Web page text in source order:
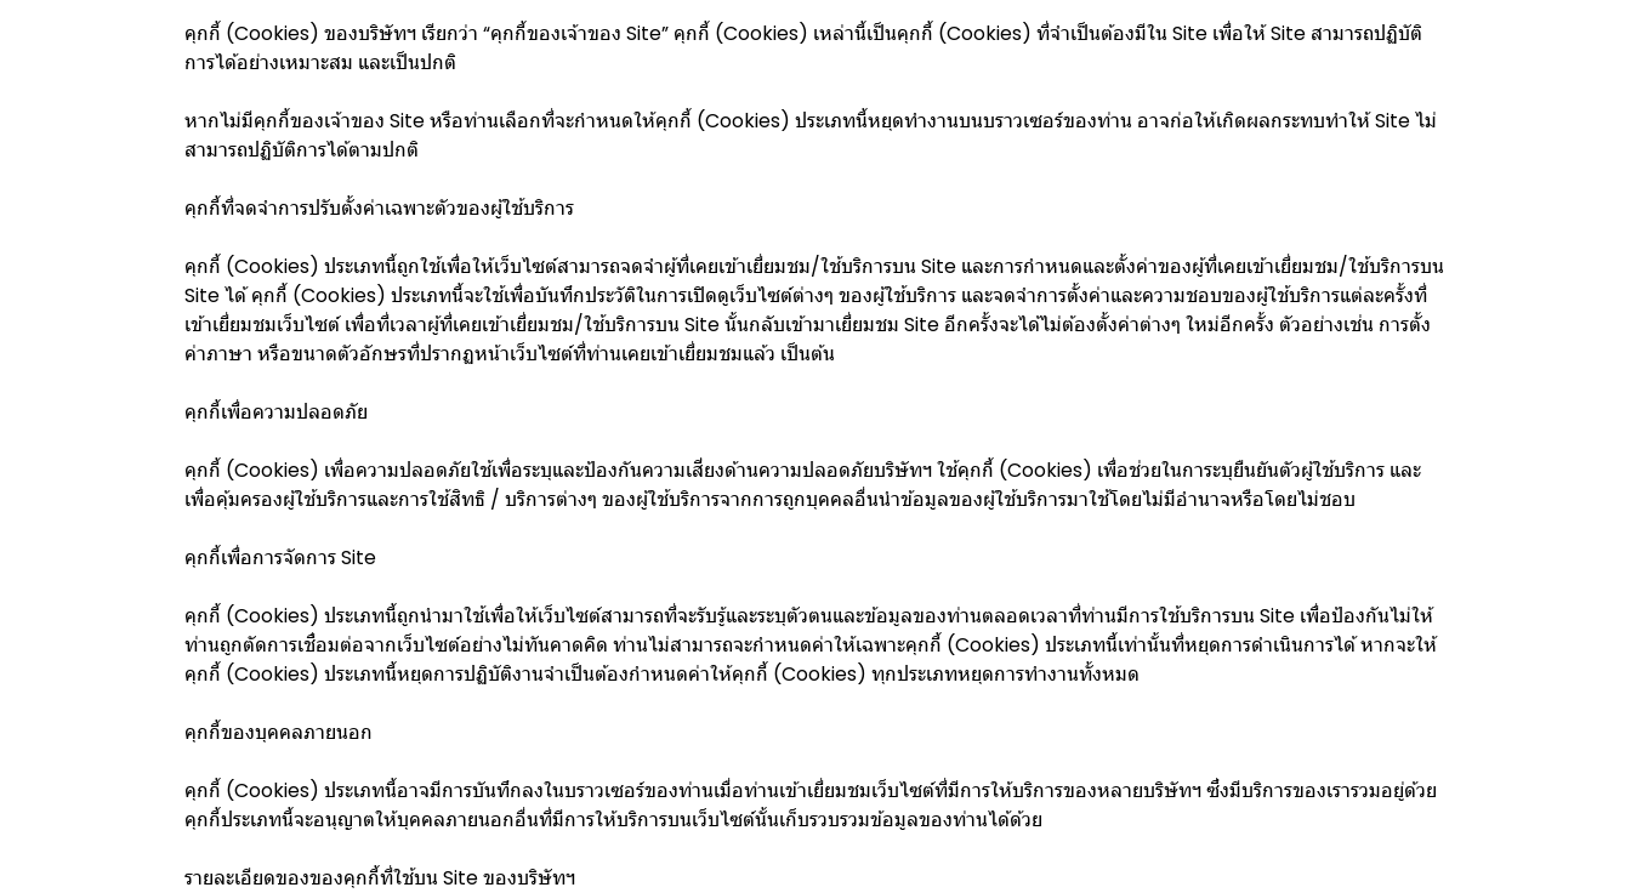
คุกกี้ (Cookies) ของบริษัทฯ เรียกว่า “คุกกี้ของเจ้าของ Site” คุกกี้ (Cookies) เหล่านี้เป็นคุกกี้ (Cookies) ที่จำเป็นต้องมีใน Site เพื่อให้ Site สามารถปฏิบัติ
การได้อย่างเหมาะสม และเป็นปกติ
หากไม่มีคุกกี้ของเจ้าของ Site หรือท่านเลือกที่จะกำหนดให้คุกกี้ (Cookies) ประเภทนี้หยุดทำงานบนบราวเซอร์ของท่าน อาจก่อให้เกิดผลกระทบทำให้ Site ไม่
สามารถปฏิบัติการได้ตามปกติ
คุกกี้ที่จดจำการปรับตั้งค่าเฉพาะตัวของผู้ใช้บริการ
คุกกี้ (Cookies) ประเภทนี้ถูกใช้เพื่อให้เว็บไซต์สามารถจดจำผู้ที่เคยเข้าเยี่ยมชม/ใช้บริการบน Site และการกำหนดและตั้งค่าของผู้ที่เคยเข้าเยี่ยมชม/ใช้บริการบน
Site ได้ คุกกี้ (Cookies) ประเภทนี้จะใช้เพื่อบันทึกประวัติในการเปิดดูเว็บไซต์ต่างๆ ของผู้ใช้บริการ และจดจำการตั้งค่าและความชอบของผู้ใช้บริการแต่ละครั้งที่
เข้าเยี่ยมชมเว็บไซต์ เพื่อที่เวลาผู้ที่เคยเข้าเยี่ยมชม/ใช้บริการบน Site นั้นกลับเข้ามาเยี่ยมชม Site อีกครั้งจะได้ไม่ต้องตั้งค่าต่างๆ ใหม่อีกครั้ง ตัวอย่างเช่น การตั้ง
ค่าภาษา หรือขนาดตัวอักษรที่ปรากฏหน้าเว็บไซต์ที่ท่านเคยเข้าเยี่ยมชมแล้ว เป็นต้น
คุกกี้เพื่อความปลอดภัย
คุกกี้ (Cookies) เพื่อความปลอดภัยใช้เพื่อระบุและป้องกันความเสี่ยงด้านความปลอดภัยบริษัทฯ ใช้คุกกี้ (Cookies) เพื่อช่วยในการะบุยืนยันตัวผู้ใช้บริการ และ
เพื่อคุ้มครองผู้ใช้บริการและการใช้สิทธิ / บริการต่างๆ ของผู้ใช้บริการจากการถูกบุคคลอื่นนำข้อมูลของผู้ใช้บริการมาใช้โดยไม่มีอำนาจหรือโดยไม่ชอบ
คุกกี้เพื่อการจัดการ Site
คุกกี้ (Cookies) ประเภทนี้ถูกนำมาใช้เพื่อให้เว็บไซต์สามารถที่จะรับรู้และระบุตัวตนและข้อมูลของท่านตลอดเวลาที่ท่านมีการใช้บริการบน Site เพื่อป้องกันไม่ให้
ท่านถูกตัดการเชื่อมต่อจากเว็บไซต์อย่างไม่ทันคาดคิด ท่านไม่สามารถจะกำหนดค่าให้เฉพาะคุกกี้ (Cookies) ประเภทนี้เท่านั้นที่หยุดการดำเนินการได้ หากจะให้
คุกกี้ (Cookies) ประเภทนี้หยุดการปฏิบัติงานจำเป็นต้องกำหนดค่าให้คุกกี้ (Cookies) ทุกประเภทหยุดการทำงานทั้งหมด
คุกกี้ของบุคคลภายนอก
คุกกี้ (Cookies) ประเภทนี้อาจมีการบันทึกลงในบราวเซอร์ของท่านเมื่อท่านเข้าเยี่ยมชมเว็บไซต์ที่มีการให้บริการของหลายบริษัทฯ ซึ่งมีบริการของเรารวมอยู่ด้วย
คุกกี้ประเภทนี้จะอนุญาตให้บุคคลภายนอกอื่นที่มีการให้บริการบนเว็บไซต์นั้นเก็บรวบรวมข้อมูลของท่านได้ด้วย
รายละเอียดของของคุกกี้ที่ใช้บน Site ของบริษัทฯ